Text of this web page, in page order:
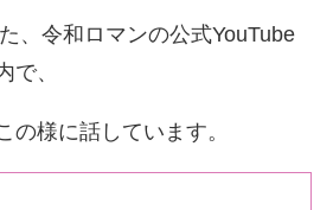
、令和ロマンの公式YouTube
で、
の様に話しています。